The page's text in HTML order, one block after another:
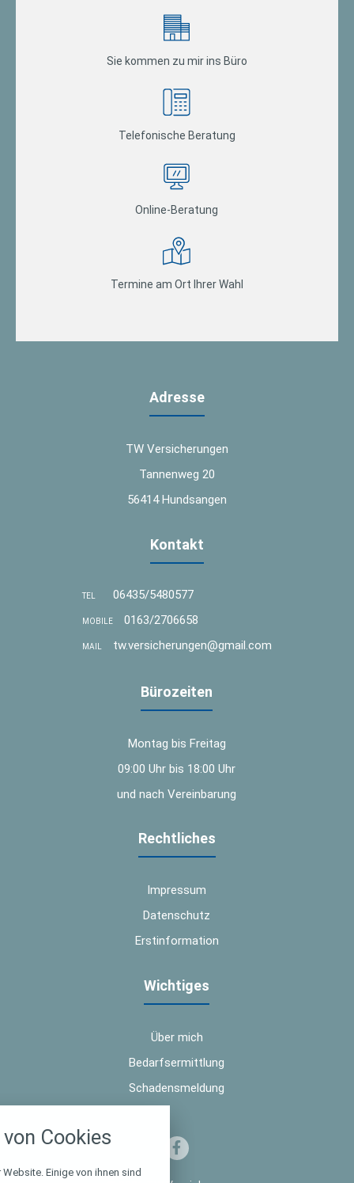
Sie kommen zu mir ins Büro
Telefonische Beratung
Online-Beratung
Termine am Ort Ihrer Wahl
Adresse
TW Versicherungen
Tannenweg 20
56414 Hundsangen
Kontakt
TEL 06435/5480577
MOBILE 0163/2706658
MAIL tw.versicherungen@gmail.com
Bürozeiten
Montag bis Freitag
09:00 Uhr bis 18:00 Uhr
und nach Vereinbarung
Rechtliches
Impressum
Datenschutz
Erstinformation
Wichtiges
Über mich
Bedarfsermittlung
Schadensmeldung
Cookies
Einige von ihnen sind
alle verwendeten Cookies und
zu blockieren.